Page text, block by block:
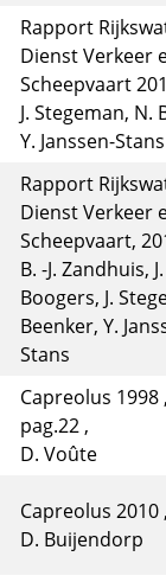
Rapport
Dienst Verkeer
Scheepvaart
J. Stegeman, N.
Y. Janssen-Stans
Rapport
Dienst Verkeer
Scheepvaart,
B. -J. Zandhuis, J.
Boogers, J.
Beenker, Y.
Stans
Capreolus 1998
pag.22 ,
D. Voûte
Capreolus 2010
D. Buijendorp